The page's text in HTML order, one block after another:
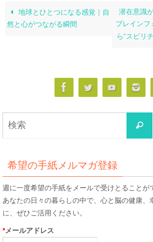
地球とひとつになる感覚｜自
然と心がつながる瞬間
潜在意識
ブレインフ
ら“スピリ
検
索
希望の手紙メルマガ登録
週に一度希望の手紙をメールで受けとることが
あなたの日々の暮らしの中で、心と脳の健康、
に、ぜひご活用ください。
*メールアドレス